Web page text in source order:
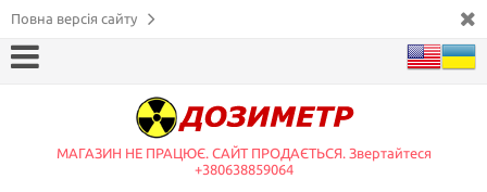
Повна версія сайту
МАГАЗИН НЕ ПРАЦЮЄ. САЙТ ПРОДАЄТЬСЯ. Звертайтеся
+380638859064